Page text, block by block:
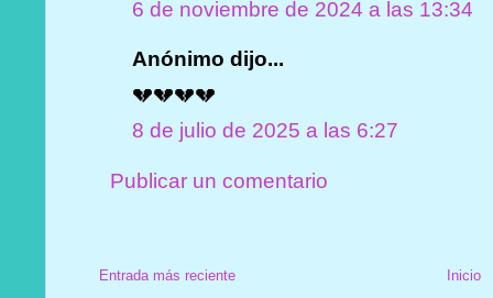
6 de noviembre de 2024 a las 13:34
Anónimo dijo...
💔💔💔💔
8 de julio de 2025 a las 6:27
Publicar un comentario
Entrada más reciente Inicio